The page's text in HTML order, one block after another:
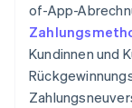
of-App-
Kundinnen und